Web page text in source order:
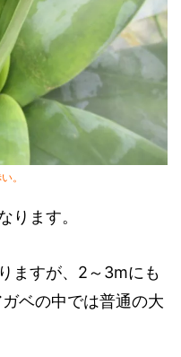
。
ります。
ますが、2～3mにも
ベの中では普通の大